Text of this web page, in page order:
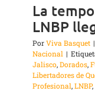
La
LNBP
PorViva Basquet |
Nacional |
Jalisco,Dorados,
Libertadores de
Profesional,LNBP,